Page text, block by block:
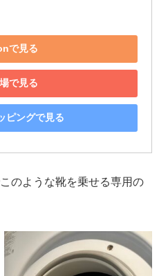
で見る
で見る
ピングで見る
のような靴を乗せる専用の